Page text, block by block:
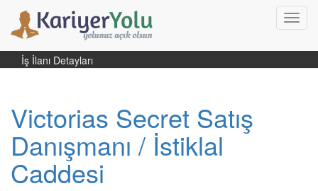
İş İlanı Detayları
Victorias Secret Satış
Danışmanı / İstiklal
Caddesi